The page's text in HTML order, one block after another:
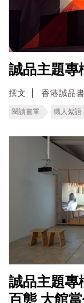
誠品主題專
撰文 香港誠品
閱讀書單 職人絮語
誠品主題專
百態 ⼤館